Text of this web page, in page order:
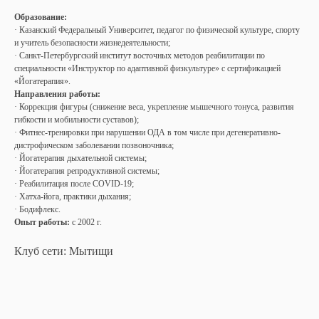
Образование:
· Казанский Федеральный Университет, педагог по физической культуре, спорту
и учитель безопасности жизнедеятельности;
· Санкт-Петербургский институт восточных методов реабилитации по
специальности «Инструктор по адаптивной физкультуре» с сертификацией
«Йогатерапия».
Направления работы:
· Коррекция фигуры (снижение веса, укрепление мышечного тонуса, развития
гибкости и мобильности суставов);
· Фитнес-тренировки при нарушении ОДА в том числе при дегенеративно-
дистрофическом заболевании позвоночника;
· Йогатерапия дыхательной системы;
· Йогатерапия репродуктивной системы;
· Реабилитация после COVID-19;
· Хатха-йога, практики дыхания;
· Бодифлекс.
Опыт работы: с 2002 г.
Клуб сети: Мытищи